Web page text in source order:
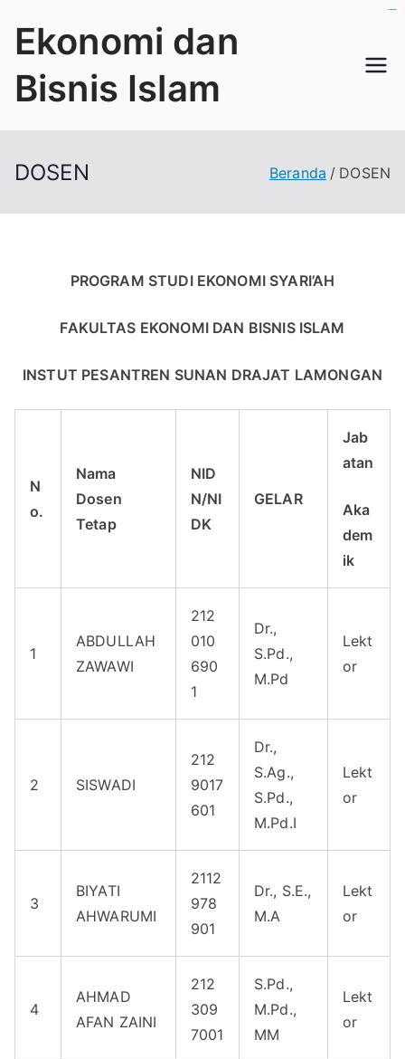
Ekonomi dan
Bisnis Islam
DOSEN Beranda DOSEN
PROGRAM STUDI EKONOMI SYARI’AH
FAKULTAS EKONOMI DAN BISNIS ISLAM
INSTUT PESANTREN SUNAN DRAJAT LAMONGAN
N
o.
Nama
Dosen
Tetap
NID
N/NI
DK
GELAR
Jab
atan
Aka
dem
ik
1
ABDULLAH
ZAWAWI
212
010
690
1
Dr.,
S.Pd.,
M.Pd
Lekt
or
2 SISWADI
212
9017
601
Dr.,
S.Ag.,
S.Pd.,
M.Pd.I
Lekt
or
3
BIYATI
AHWARUMI
2112
978
901
Dr., S.E.,
M.A
Lekt
or
4
AHMAD
AFAN ZAINI
212
309
7001
S.Pd.,
M.Pd.,
MM
Lekt
or